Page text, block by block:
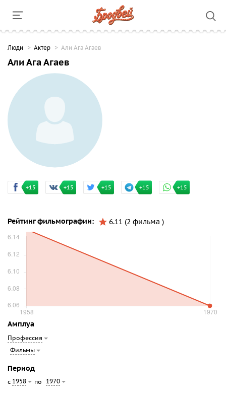
Люди Актер Али Ага Агаев
Али Ага Агаев
+15 +15 +15 +15 +15
Рейтинг фильмографии: 6.11 (2 фильма )
Амплуа
Профессия
Фильмы
Период
с 1958 по 1970